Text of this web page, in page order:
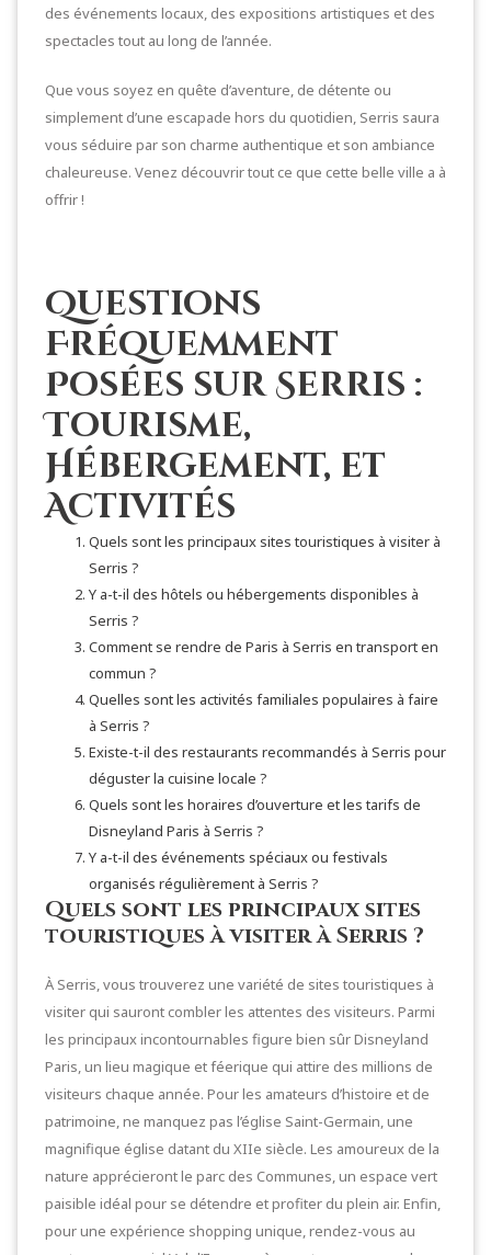
des événements locaux, des expositions artistiques et des
spectacles tout au long de l’année.
Que vous soyez en quête d’aventure, de détente ou
simplement d’une escapade hors du quotidien, Serris saura
vous séduire par son charme authentique et son ambiance
chaleureuse. Venez découvrir tout ce que cette belle ville a à
offrir !
Questions
Fréquemment
Posées sur Serris :
Tourisme,
Hébergement, et
Activités
Quels sont les principaux sites touristiques à visiter à
Serris ?
Y a-t-il des hôtels ou hébergements disponibles à
Serris ?
Comment se rendre de Paris à Serris en transport en
commun ?
Quelles sont les activités familiales populaires à faire
à Serris ?
Existe-t-il des restaurants recommandés à Serris pour
déguster la cuisine locale ?
Quels sont les horaires d’ouverture et les tarifs de
Disneyland Paris à Serris ?
Y a-t-il des événements spéciaux ou festivals
organisés régulièrement à Serris ?
Quels sont les principaux sites
touristiques à visiter à Serris ?
À Serris, vous trouverez une variété de sites touristiques à
visiter qui sauront combler les attentes des visiteurs. Parmi
les principaux incontournables figure bien sûr Disneyland
Paris, un lieu magique et féerique qui attire des millions de
visiteurs chaque année. Pour les amateurs d’histoire et de
patrimoine, ne manquez pas l’église Saint-Germain, une
magnifique église datant du XIIe siècle. Les amoureux de la
nature apprécieront le parc des Communes, un espace vert
paisible idéal pour se détendre et profiter du plein air. Enfin,
pour une expérience shopping unique, rendez-vous au